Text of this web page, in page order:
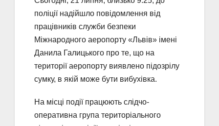
поліції надійшло повідомлення від
працівників служби безпеки
Міжнародного аеропорту «Львів» імені
Данила Галицького про те, що на
території аеропорту виявлено підозрілу
сумку, в якій може бути вибухівка.
На місці події працюють слідчо-
оперативна група територіального